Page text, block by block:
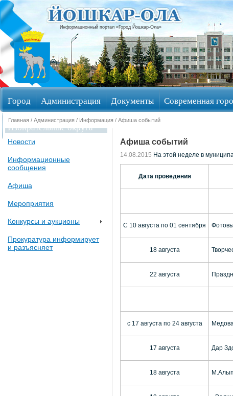
Информационный портал «Город Йошкар-Ола»
Город Администрация Документы Современная
Избирательные округа
Главная / Администрация / Информация / Афиша событий
Новости
Информационные
сообщения
Афиша
Мероприятия
Конкурсы и аукционы
Прокуратура информирует
и разъясняет
Афиша событий
14.08.2015 На этой неделе в
Дата проведения
C 10 августа по 01 сентября
18 августа
22 августа
с 17 августа по 24 августа
17 августа Дар
18 августа